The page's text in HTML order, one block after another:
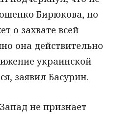
Бирюкова, но
о захвате всей
она действительно
украинской
заявил Басурин.
не признает